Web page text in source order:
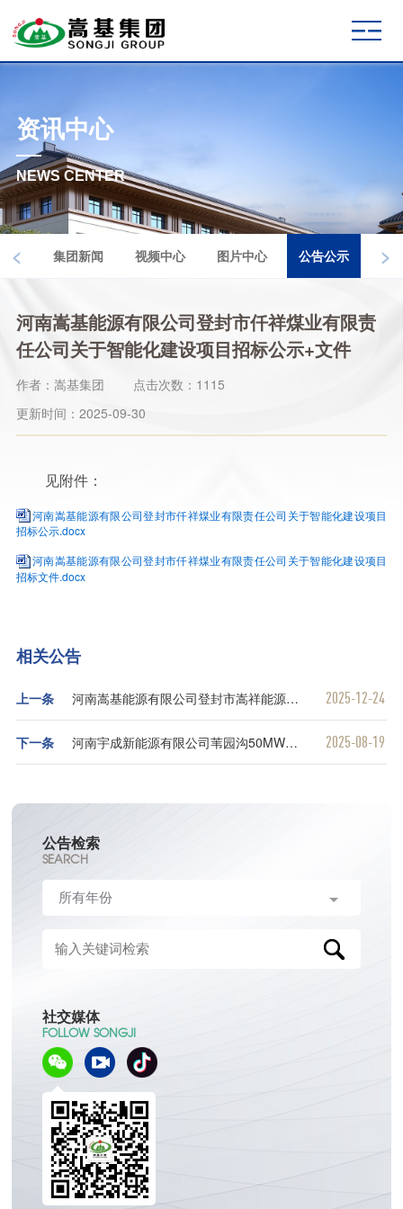
资讯中心
NEWS CENTER
集团新闻 视频中心 图片中心 公告公示
< >
河南嵩基能源有限公司登封市仟祥煤业有限责
任公司关于智能化建设项目招标公示+文件
作者：嵩基集团
点击次数：1115
更新时间：2025-09-30
见附件：
河南嵩基能源有限公司登封市仟祥煤业有限责任公司关于智能化建设项目
招标公示.docx
河南嵩基能源有限公司登封市仟祥煤业有限责任公司关于智能化建设项目
招标文件.docx
相关公告
上一条 河南嵩基能源有限公司登封市嵩祥能源科技有限公司关于煤矿瓦斯发电项目招标公告及文件 2025-12-24
下一条 河南宇成新能源有限公司苇园沟50MW地面集中式光伏发电项目光伏场区固定支架招标文件 2025-08-19
公告检索
SEARCH
社交媒体
FOLLOW SONGJI